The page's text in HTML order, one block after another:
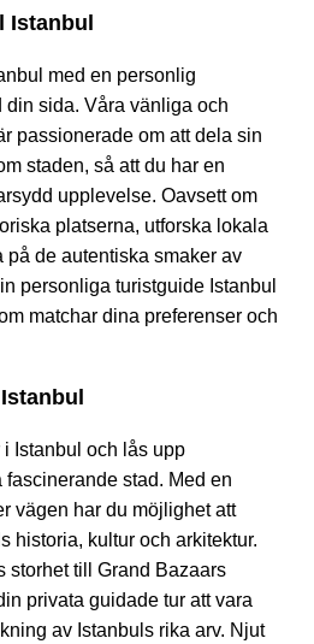
Istanbul
med en personlig
sida. Våra vänliga och
passionerade om att dela sin
staden, så att du har en
upplevelse. Oavsett om
platserna, utforska lokala
på de autentiska smaker av
personliga turistguide Istanbul
matchar dina preferenser och
Istanbul och lås upp
stad. Med en
vägen har du möjlighet att
historia, kultur och arkitektur.
storhet till Grand Bazaars
privata guidade tur att vara
av Istanbuls rika arv. Njut